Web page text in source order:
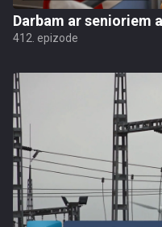
Darbam ar senioriem
412. epizode